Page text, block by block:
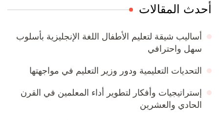
أحدث المقالات
أساليب شيقة لتعليم الأطفال اللغة الإنجليزية بأسلوب
سهل واحترافي
التحديات التعليمية ودور وزير التعليم في مواجهتها
إستراتيجيات وأفكار لتطوير أداء المعلمين في القرن
الحادي والعشرين